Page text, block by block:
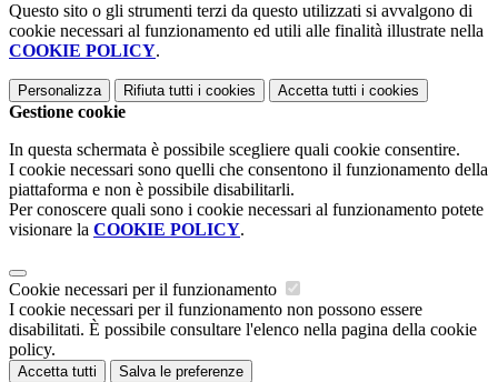
Questo sito o gli strumenti terzi da questo utilizzati si avvalgono di
cookie necessari al funzionamento ed utili alle finalità illustrate nella
COOKIE POLICY.
Personalizza Rifiuta tutti i cookies Accetta tutti i cookies
Gestione cookie
In questa schermata è possibile scegliere quali cookie consentire.
I cookie necessari sono quelli che consentono il funzionamento della
piattaforma e non è possibile disabilitarli.
Per conoscere quali sono i cookie necessari al funzionamento potete
visionare la COOKIE POLICY.
Cookie necessari per il funzionamento
I cookie necessari per il funzionamento non possono essere
disabilitati. È possibile consultare l'elenco nella pagina della cookie
policy.
Accetta tutti Salva le preferenze